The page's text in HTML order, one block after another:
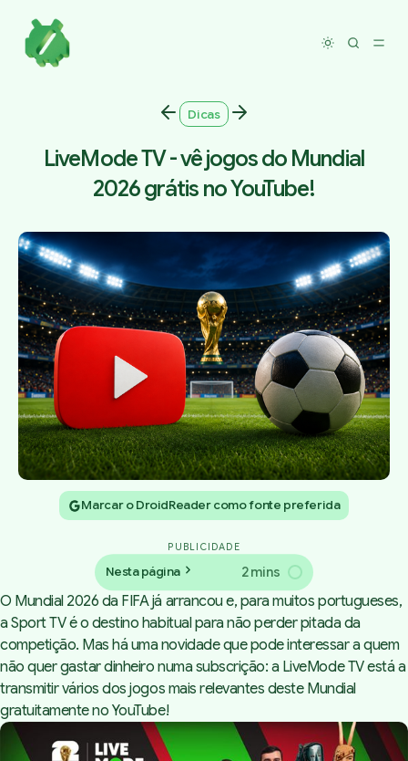
Toggle
Dicas
LiveMode TV - vê jogos do Mundial
2026 grátis no YouTube!
Marcar o DroidReader como fonte preferida
PUBLICIDADE
Nesta página 2 mins
O Mundial 2026 da FIFA já arrancou e, para muitos portugueses,
a Sport TV é o destino habitual para não perder pitada da
competição. Mas há uma novidade que pode interessar a quem
não quer gastar dinheiro numa subscrição: a LiveMode TV está a
transmitir vários dos jogos mais relevantes deste Mundial
gratuitamente no YouTube!